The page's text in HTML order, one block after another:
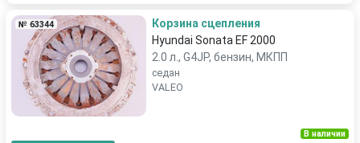
№ 63344
Корзина сцепления
Hyundai Sonata EF 2000
2.0 л., G4JP, бензин, МКПП
седан
VALEO
В наличии